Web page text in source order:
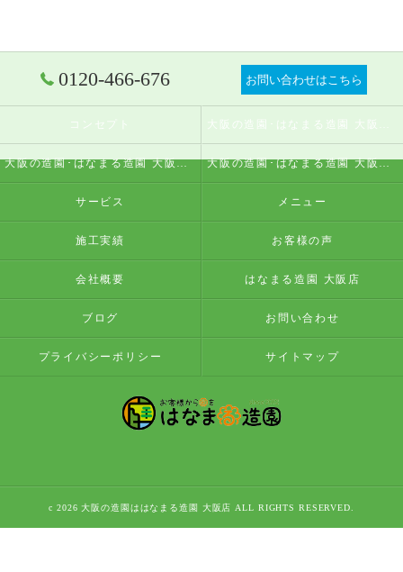
0120-466-676 お問い合わせはこちら
コンセプト
大阪の造園･はなまる造園 大阪店の評判 大阪の造園･はなまる造園 大阪店のお客様の声
サービス メニュー
施工実績 お客様の声
会社概要 はなまる造園 大阪店
ブログ お問い合わせ
プライバシーポリシー サイトマップ
c 2026 大阪の造園ははなまる造園 大阪店 ALL RIGHTS RESERVED.